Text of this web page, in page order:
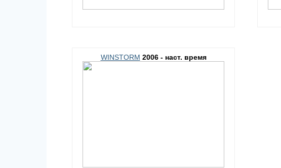
WINSTORM 2006 - наст. время